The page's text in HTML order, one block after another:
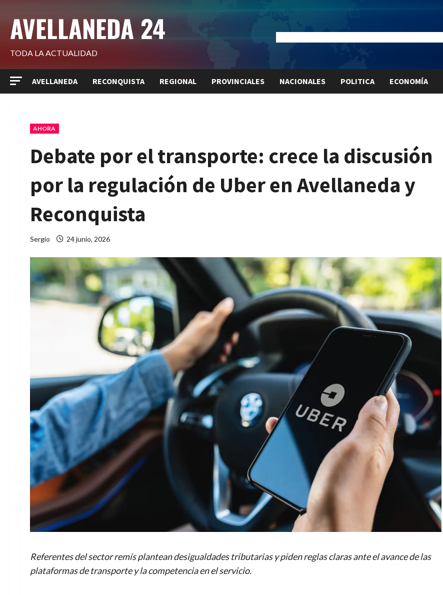
contenido
AVELLANEDA 24
TODA LA ACTUALIDAD
AVELLANEDA RECONQUISTA REGIONAL PROVINCIALES NACIONALES POLITICA ECONOMÍA
AHORA
Debate por el transporte: crece la discusión
por la regulación de Uber en Avellaneda y
Reconquista
Sergio 24 junio, 2026
Referentes del sector remís plantean desigualdades tributarias y piden reglas claras ante el avance de las
plataformas de transporte y la competencia en el servicio.